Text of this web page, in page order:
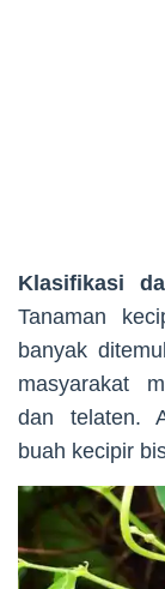
Klasifikasi
Tanaman
banyak
masyarakat
dan telaten.
buah kecipir